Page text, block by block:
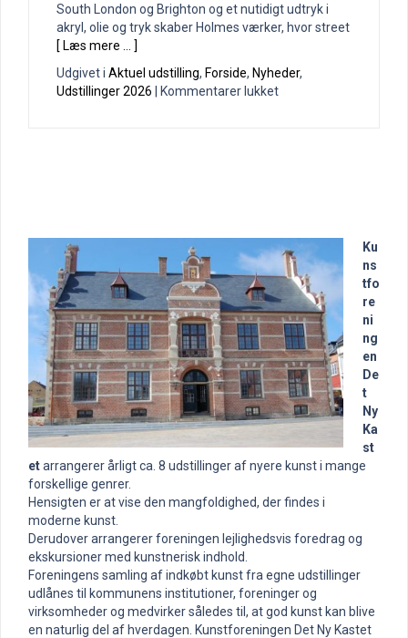
South London og Brighton og et nutidigt udtryk i
akryl, olie og tryk skaber Holmes værker, hvor street
[ Læs mere … ]
Udgivet i Aktuel udstilling, Forside, Nyheder,
Udstillinger 2026
Kommentarer lukkettil
Ku
ns
tfo
re
ni
ng
en
De
t
Ny
Ka
st
etarrangerer årligt ca. 8 udstillinger af nyere kunst i mange
forskellige genrer.
Hensigten er at vise den mangfoldighed, der findes i
moderne kunst.
Derudover arrangerer foreningen lejlighedsvis foredrag og
ekskursioner med kunstnerisk indhold.
Foreningens samling af indkøbt kunst fra egne udstillinger
udlånes til kommunens institutioner, foreninger og
virksomheder og medvirker således til, at god kunst kan blive
en naturlig del af hverdagen. Kunstforeningen Det Ny Kastet